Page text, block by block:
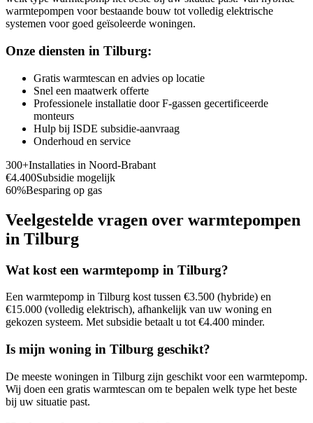
warmtepompen voor bestaande bouw tot volledig elektrische
systemen voor goed geïsoleerde woningen.
Onze diensten in Tilburg:
Gratis warmtescan en advies op locatie
Snel een maatwerk offerte
Professionele installatie door F-gassen gecertificeerde
monteurs
Hulp bij ISDE subsidie-aanvraag
Onderhoud en service
300+Installaties in Noord-Brabant
€4.400Subsidie mogelijk
60%Besparing op gas
Veelgestelde vragen over warmtepompen
in Tilburg
Wat kost een warmtepomp in Tilburg?
Een warmtepomp in Tilburg kost tussen €3.500 (hybride) en
€15.000 (volledig elektrisch), afhankelijk van uw woning en
gekozen systeem. Met subsidie betaalt u tot €4.400 minder.
Is mijn woning in Tilburg geschikt?
De meeste woningen in Tilburg zijn geschikt voor een warmtepomp.
Wij doen een gratis warmtescan om te bepalen welk type het beste
bij uw situatie past.